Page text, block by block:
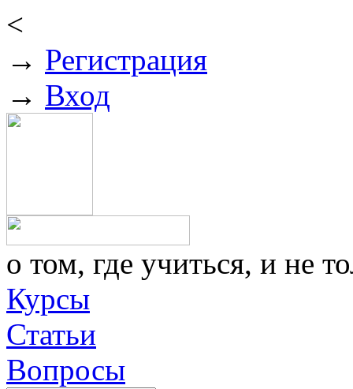
<
→ Регистрация
→ Вход
о том, где учиться, и не
Курсы
Статьи
Вопросы